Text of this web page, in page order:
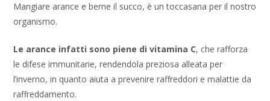
Mangiare arance e berne il succo, è un toccasana per il nostro
organismo.
Le arance infatti sono piene di vitamina C, che rafforza
le difese immunitarie, rendendola preziosa alleata per
l’inverno, in quanto aiuta a prevenire raffreddori e malattie da
raffreddamento.